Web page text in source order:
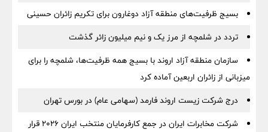
بسیج ظرفیت‌های منطقه آزاد دوغارون برای تکریم زائران حسینی
تردد در شلمچه از مرز یک و نیم میلیون زائر گذشت
سازمان منطقه آزاد اروند با بسیج همه ظرفیت‌ها، شلمچه را برای
میزبانی از زائران اربعین آماده کرد
درج شرکت زیست اروند فارمد (سهامی عام) در بورس تهران
شرکت مخابرات ایران در جمع کارفرمایان منتخب ایران ۲۰۲۶ قرار